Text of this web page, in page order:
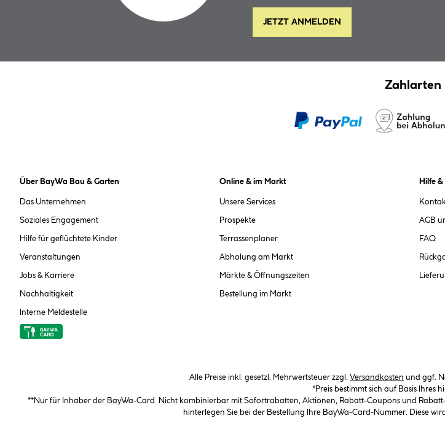
JETZT ANMELDEN
Zahlarten
Über BayWa Bau & Garten
Das Unternehmen
Soziales Engagement
Hilfe für geflüchtete Kinder
Veranstaltungen
Jobs & Karriere
Nachhaltigkeit
Interne Meldestelle
Online & im Markt
Unsere Services
Prospekte
Terrassenplaner
Abholung am Markt
Märkte & Öffnungszeiten
Bestellung im Markt
Hilfe
AGB
FAQ
Alle Preise inkl. gesetzl. Mehrwertsteuer zzgl. Versandkosten und ggf.
*Preis bestimmt sich auf Basis Ihres
**Nur für Inhaber der BayWa-Card. Nicht kombinierbar mit Sofortrabatten, Aktionen, Rabatt-Coupons und
hinterlegen Sie bei der Bestellung Ihre BayWa-Card-Nummer. Diese